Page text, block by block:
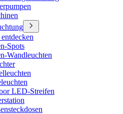
Spots
Wandleuchten
LED-Streifen